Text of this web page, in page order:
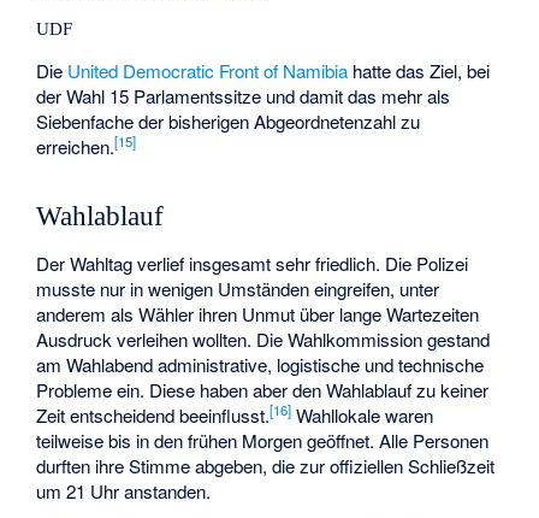
UDF
Die United Democratic Front of Namibia hatte das Ziel, bei
der Wahl 15 Parlamentssitze und damit das mehr als
Siebenfache der bisherigen Abgeordnetenzahl zu
erreichen.[15]
Wahlablauf
Der Wahltag verlief insgesamt sehr friedlich. Die Polizei
musste nur in wenigen Umständen eingreifen, unter
anderem als Wähler ihren Unmut über lange Wartezeiten
Ausdruck verleihen wollten. Die Wahlkommission gestand
am Wahlabend administrative, logistische und technische
Probleme ein. Diese haben aber den Wahlablauf zu keiner
Zeit entscheidend beeinflusst.[16] Wahllokale waren
teilweise bis in den frühen Morgen geöffnet. Alle Personen
durften ihre Stimme abgeben, die zur offiziellen Schließzeit
um 21 Uhr anstanden.